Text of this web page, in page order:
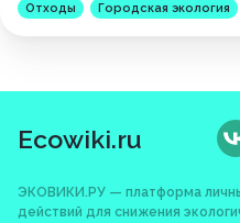
Отходы Городская экология
Ecowiki.ru
ЭКОВИКИ.РУ — платформа
действий для снижения